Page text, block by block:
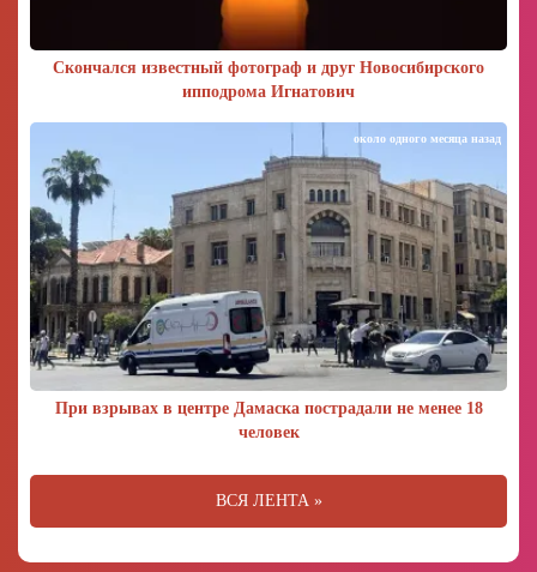
Скончался известный фотограф и друг Новосибирского
ипподрома Игнатович
При взрывах в центре Дамаска пострадали не менее 18
человек
около одного месяца назад
ВСЯ ЛЕНТА »